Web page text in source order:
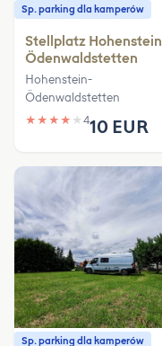
Sp. parking dla kamperów
Stellplatz Hohenstein
Ödenwaldstetten
Hohenstein-
Ödenwaldstetten
★ ★ ★ ★ ★ 410 EUR
Sp. parking dla kamperów